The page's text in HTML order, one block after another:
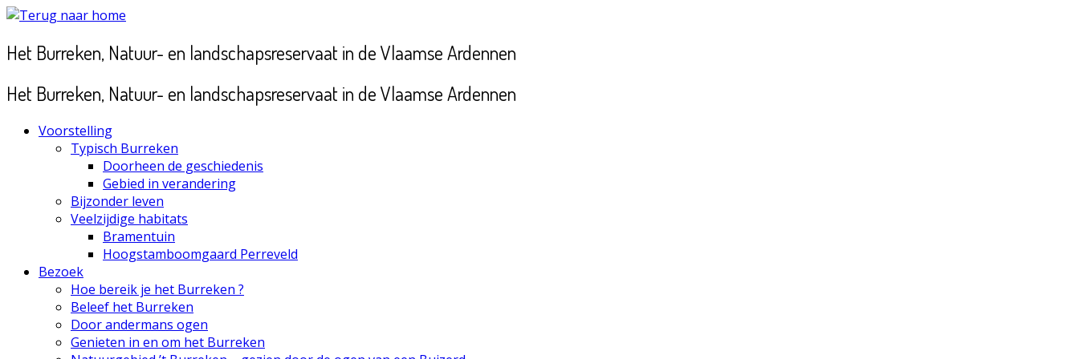
Ga
inhoud
Het Burreken, Natuur- en landschapsreservaat in de Vlaamse Ardennen
Het Burreken, Natuur- en landschapsreservaat in de Vlaamse Ardennen
Voorstelling
Typisch Burreken
Doorheen de geschiedenis
Gebied in verandering
Bijzonder leven
Veelzijdige habitats
Bramentuin
Hoogstamboomgaard Perreveld
Bezoek
Hoe bereik je het Burreken ?
Beleef het Burreken
Door andermans ogen
Genieten in en om het Burreken